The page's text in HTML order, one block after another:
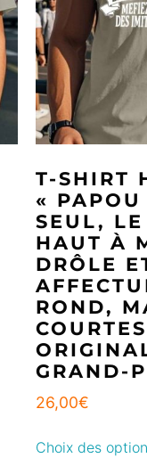
T-SHIRT
« PAPOU
SEUL,
HAUT À
DRÔLE
ROND,
GRAND-
26,00€
Choix des